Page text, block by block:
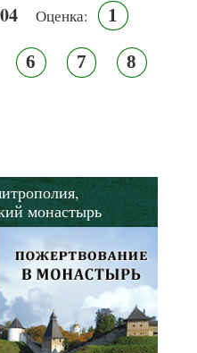
Оценка: 1
6 7 8
монастырь